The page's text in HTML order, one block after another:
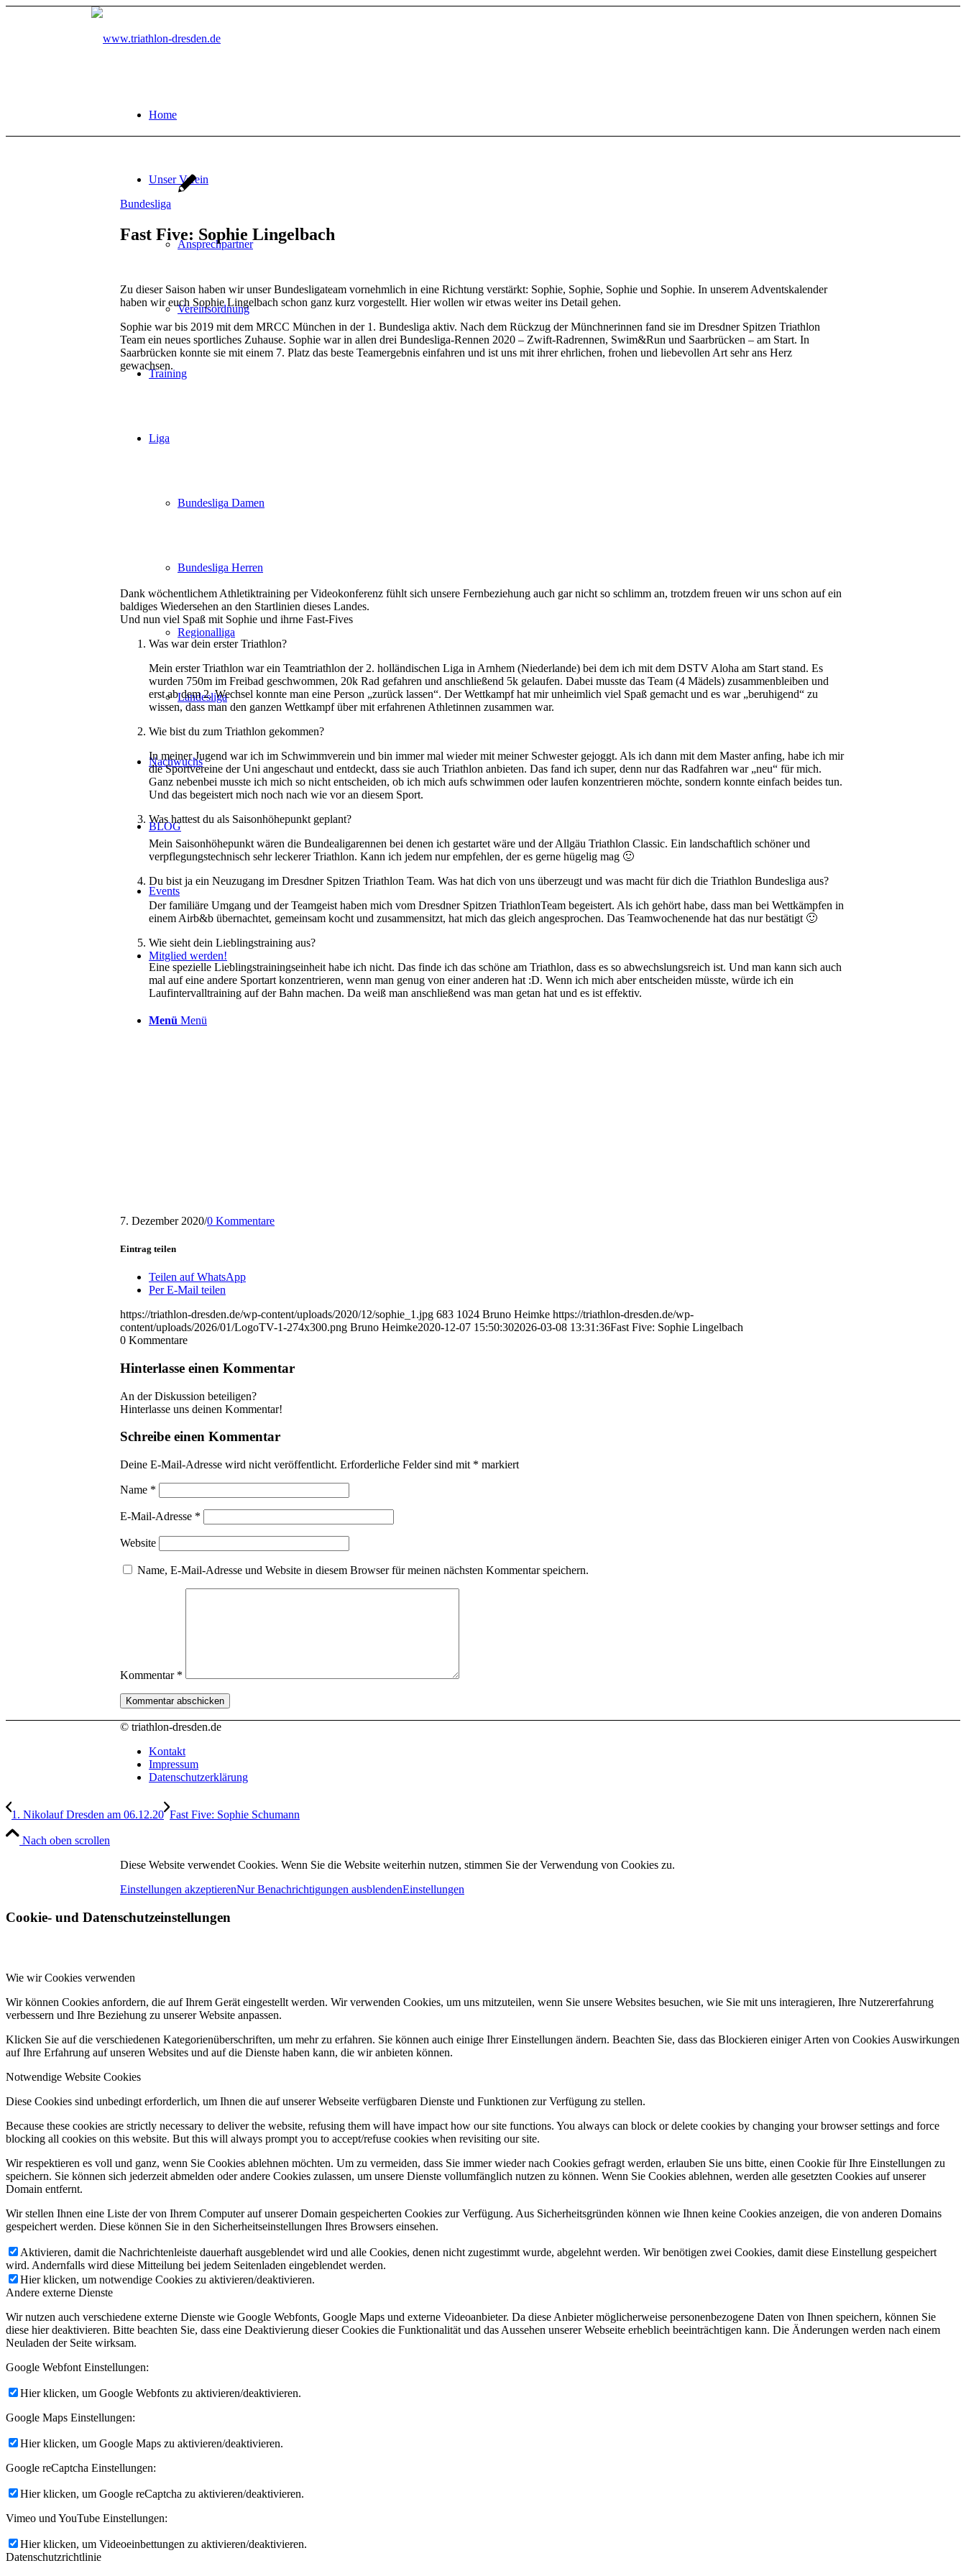
Home
Unser Verein
Ansprechpartner
Vereinsordnung
Training
Liga
Bundesliga Damen
Bundesliga Herren
Regionalliga
Landesliga
Nachwuchs
BLOG
Events
Mitglied werden!
Menü Menü
Bundesliga
Fast Five: Sophie Lingelbach
Zu dieser Saison haben wir unser Bundesligateam vornehmlich in eine Richtung verstärkt: Sophie, Sophie, Sophie und Sophie. In unserem Adventskalender
haben wir euch Sophie Lingelbach schon ganz kurz vorgestellt. Hier wollen wir etwas weiter ins Detail gehen.
Sophie war bis 2019 mit dem MRCC München in der 1. Bundesliga aktiv. Nach dem Rückzug der Münchnerinnen fand sie im Dresdner Spitzen Triathlon
Team ein neues sportliches Zuhause. Sophie war in allen drei Bundesliga-Rennen 2020 – Zwift-Radrennen, Swim&Run und Saarbrücken – am Start. In
Saarbrücken konnte sie mit einem 7. Platz das beste Teamergebnis einfahren und ist uns mit ihrer ehrlichen, frohen und liebevollen Art sehr ans Herz
gewachsen.
Dank wöchentlichem Athletiktraining per Videokonferenz fühlt sich unsere Fernbeziehung auch gar nicht so schlimm an, trotzdem freuen wir uns schon auf ein
baldiges Wiedersehen an den Startlinien dieses Landes.
Und nun viel Spaß mit Sophie und ihrne Fast-Fives
Was war dein erster Triathlon?
Mein erster Triathlon war ein Teamtriathlon der 2. holländischen Liga in Arnhem (Niederlande) bei dem ich mit dem DSTV Aloha am Start stand. Es
wurden 750m im Freibad geschwommen, 20k Rad gefahren und anschließend 5k gelaufen. Dabei musste das Team (4 Mädels) zusammenbleiben und
erst ab dem 2. Wechsel konnte man eine Person „zurück lassen“. Der Wettkampf hat mir unheimlich viel Spaß gemacht und es war „beruhigend“ zu
wissen, dass man den ganzen Wettkampf über mit erfahrenen Athletinnen zusammen war.
Wie bist du zum Triathlon gekommen?
In meiner Jugend war ich im Schwimmverein und bin immer mal wieder mit meiner Schwester gejoggt. Als ich dann mit dem Master anfing, habe ich mir
die Sportvereine der Uni angeschaut und entdeckt, dass sie auch Triathlon anbieten. Das fand ich super, denn nur das Radfahren war „neu“ für mich.
Ganz nebenbei musste ich mich so nicht entscheiden, ob ich mich aufs schwimmen oder laufen konzentrieren möchte, sondern konnte einfach beides tun.
Und das begeistert mich noch nach wie vor an diesem Sport.
Was hattest du als Saisonhöhepunkt geplant?
Mein Saisonhöhepunkt wären die Bundealigarennen bei denen ich gestartet wäre und der Allgäu Triathlon Classic. Ein landschaftlich schöner und
verpflegungstechnisch sehr leckerer Triathlon. Kann ich jedem nur empfehlen, der es gerne hügelig mag 🙂
Du bist ja ein Neuzugang im Dresdner Spitzen Triathlon Team. Was hat dich von uns überzeugt und was macht für dich die Triathlon Bundesliga aus?
Der familiäre Umgang und der Teamgeist haben mich vom Dresdner Spitzen TriathlonTeam begeistert. Als ich gehört habe, dass man bei Wettkämpfen in
einem Airb&b übernachtet, gemeinsam kocht und zusammensitzt, hat mich das gleich angesprochen. Das Teamwochenende hat das nur bestätigt 🙂
Wie sieht dein Lieblingstraining aus?
Eine spezielle Lieblingstrainingseinheit habe ich nicht. Das finde ich das schöne am Triathlon, dass es so abwechslungsreich ist. Und man kann sich auch
mal auf eine andere Sportart konzentrieren, wenn man genug von einer anderen hat :D. Wenn ich mich aber entscheiden müsste, würde ich ein
Laufintervalltraining auf der Bahn machen. Da weiß man anschließend was man getan hat und es ist effektiv.
7. Dezember 2020/0 Kommentare
Eintrag teilen
Teilen auf WhatsApp
Per E-Mail teilen
https://triathlon-dresden.de/wp-content/uploads/2020/12/sophie_1.jpg 683 1024 Bruno Heimke https://triathlon-dresden.de/wp-
content/uploads/2026/01/LogoTV-1-274x300.png Bruno Heimke2020-12-07 15:50:302026-03-08 13:31:36Fast Five: Sophie Lingelbach
0 Kommentare
Hinterlasse einen Kommentar
An der Diskussion beteiligen?
Hinterlasse uns deinen Kommentar!
Schreibe einen Kommentar
Deine E-Mail-Adresse wird nicht veröffentlicht. Erforderliche Felder sind mit * markiert
Name *
E-Mail-Adresse *
Website
Name, E-Mail-Adresse und Website in diesem Browser für meinen nächsten Kommentar speichern.
Kommentar *
© triathlon-dresden.de
Kontakt
Impressum
Datenschutzerklärung
1. Nikolauf Dresden am 06.12.20 Fast Five: Sophie Schumann
Nach oben scrollen
Diese Website verwendet Cookies. Wenn Sie die Website weiterhin nutzen, stimmen Sie der Verwendung von Cookies zu.
Einstellungen akzeptierenNur Benachrichtigungen ausblendenEinstellungen
Cookie- und Datenschutzeinstellungen
Wie wir Cookies verwenden
Wir können Cookies anfordern, die auf Ihrem Gerät eingestellt werden. Wir verwenden Cookies, um uns mitzuteilen, wenn Sie unsere Websites besuchen, wie Sie mit uns interagieren, Ihre Nutzererfahrung
verbessern und Ihre Beziehung zu unserer Website anpassen.
Klicken Sie auf die verschiedenen Kategorienüberschriften, um mehr zu erfahren. Sie können auch einige Ihrer Einstellungen ändern. Beachten Sie, dass das Blockieren einiger Arten von Cookies Auswirkungen
auf Ihre Erfahrung auf unseren Websites und auf die Dienste haben kann, die wir anbieten können.
Notwendige Website Cookies
Diese Cookies sind unbedingt erforderlich, um Ihnen die auf unserer Webseite verfügbaren Dienste und Funktionen zur Verfügung zu stellen.
Because these cookies are strictly necessary to deliver the website, refusing them will have impact how our site functions. You always can block or delete cookies by changing your browser settings and force
blocking all cookies on this website. But this will always prompt you to accept/refuse cookies when revisiting our site.
Wir respektieren es voll und ganz, wenn Sie Cookies ablehnen möchten. Um zu vermeiden, dass Sie immer wieder nach Cookies gefragt werden, erlauben Sie uns bitte, einen Cookie für Ihre Einstellungen zu
speichern. Sie können sich jederzeit abmelden oder andere Cookies zulassen, um unsere Dienste vollumfänglich nutzen zu können. Wenn Sie Cookies ablehnen, werden alle gesetzten Cookies auf unserer
Domain entfernt.
Wir stellen Ihnen eine Liste der von Ihrem Computer auf unserer Domain gespeicherten Cookies zur Verfügung. Aus Sicherheitsgründen können wie Ihnen keine Cookies anzeigen, die von anderen Domains
gespeichert werden. Diese können Sie in den Sicherheitseinstellungen Ihres Browsers einsehen.
Aktivieren, damit die Nachrichtenleiste dauerhaft ausgeblendet wird und alle Cookies, denen nicht zugestimmt wurde, abgelehnt werden. Wir benötigen zwei Cookies, damit diese Einstellung gespeichert
wird. Andernfalls wird diese Mitteilung bei jedem Seitenladen eingeblendet werden.
Hier klicken, um notwendige Cookies zu aktivieren/deaktivieren.
Andere externe Dienste
Wir nutzen auch verschiedene externe Dienste wie Google Webfonts, Google Maps und externe Videoanbieter. Da diese Anbieter möglicherweise personenbezogene Daten von Ihnen speichern, können Sie
diese hier deaktivieren. Bitte beachten Sie, dass eine Deaktivierung dieser Cookies die Funktionalität und das Aussehen unserer Webseite erheblich beeinträchtigen kann. Die Änderungen werden nach einem
Neuladen der Seite wirksam.
Google Webfont Einstellungen:
Hier klicken, um Google Webfonts zu aktivieren/deaktivieren.
Google Maps Einstellungen:
Hier klicken, um Google Maps zu aktivieren/deaktivieren.
Google reCaptcha Einstellungen:
Hier klicken, um Google reCaptcha zu aktivieren/deaktivieren.
Vimeo und YouTube Einstellungen:
Hier klicken, um Videoeinbettungen zu aktivieren/deaktivieren.
Datenschutzrichtlinie